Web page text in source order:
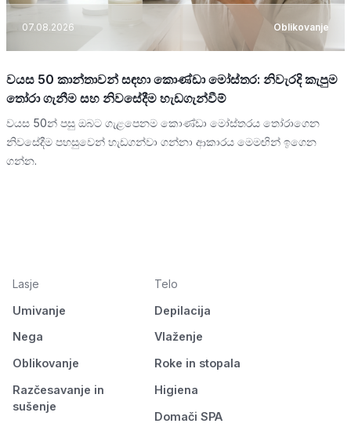
07.08.2026 Oblikovanje
වයස 50 කාන්තාවන් සඳහා කොණ්ඩා මෝස්තර: නිවැරදි කැපුම
තෝරා ගැනීම සහ නිවසේදීම හැඩගැන්වීම්
වයස 50න් පසු ඔබට ගැළපෙනම කොණ්ඩා මෝස්තරය තෝරාගෙන
නිවසේදීම පහසුවෙන් හැඩගන්වා ගන්නා ආකාරය මෙමඟින් ඉගෙන
ගන්න.
Lasje
Umivanje
Nega
Oblikovanje
Razčesavanje in
sušenje
Telo
Depilacija
Vlaženje
Roke in stopala
Higiena
Domači SPA